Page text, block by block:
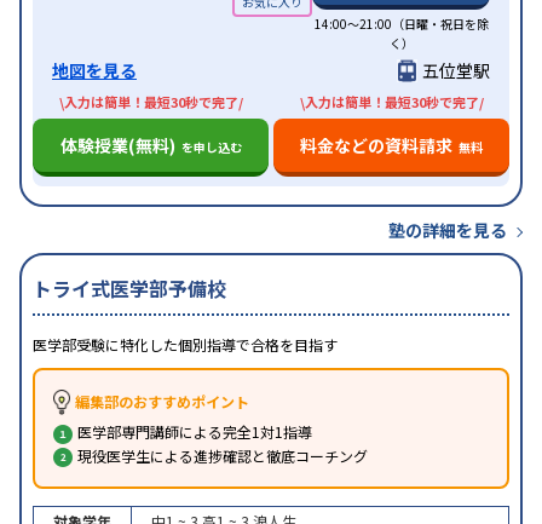
14:00〜21:00（日曜・祝日を除
く）
地図を見る 五位堂駅
\入力は簡単！最短30秒で完了/
体験授業(無料) を申し込む
\入力は簡単！最短30秒で完了/
料金などの資料請求 無料
塾の詳細を見る
トライ式医学部予備校
医学部受験に特化した個別指導で合格を目指す
編集部のおすすめポイント
医学部専門講師による完全1対1指導
現役医学生による進捗確認と徹底コーチング